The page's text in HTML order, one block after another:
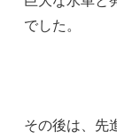
でした。
その後は、先